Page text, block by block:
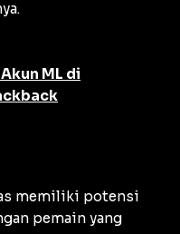
ML di
memiliki potensi
pemain yang